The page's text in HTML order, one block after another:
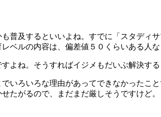
普及するといいよね。すでに「スタディ
ベルの内容は、偏差値５０くらいある人
よね。そうすればイジメもだいぶ解決する
いろいろな理由があってできなかった
たがるので、まだまだ厳しそうですけど。